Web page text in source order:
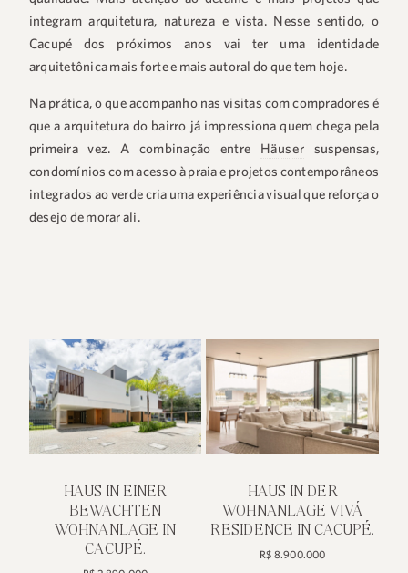
integram arquitetura, natureza e vista. Nesse sentido, o
Cacupé dos próximos anos vai ter uma identidade
arquitetônica mais forte e mais autoral do que tem hoje.
Na prática, o que acompanho nas visitas com compradores é
que a arquitetura do bairro já impressiona quem chega pela
primeira vez. A combinação entre Häuser suspensas,
condomínios com acesso à praia e projetos contemporâneos
integrados ao verde cria uma experiência visual que reforça o
desejo de morar ali.